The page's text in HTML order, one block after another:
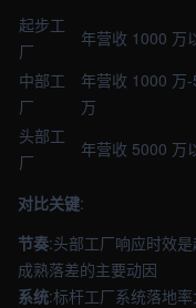
起步工
厂
年营收 1000 万
中部工
厂
年营收 1000 万
万
头部工
厂
年营收 5000 万
对比关键:
节奏:头部工厂响应时效
成熟落差的主要动因
系统:标杆工厂系统落地